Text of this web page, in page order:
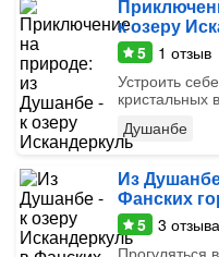
к озеру
5 1 отзыв
Устроить
кристальных
Душанбе
Из
Фанских
5 3 отзыва
Прогуляться